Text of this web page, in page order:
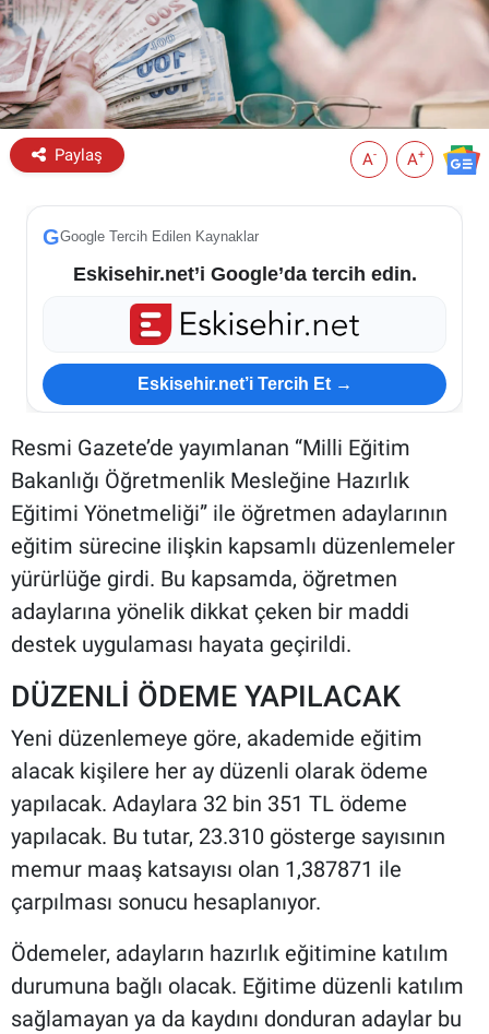
Paylaş A- A+
GGoogle Tercih Edilen Kaynaklar
Eskisehir.net’i Google’da tercih edin.
Eskisehir.net’i Tercih Et →
Resmi Gazete’de yayımlanan “Milli Eğitim
Bakanlığı Öğretmenlik Mesleğine Hazırlık
Eğitimi Yönetmeliği” ile öğretmen adaylarının
eğitim sürecine ilişkin kapsamlı düzenlemeler
yürürlüğe girdi. Bu kapsamda, öğretmen
adaylarına yönelik dikkat çeken bir maddi
destek uygulaması hayata geçirildi.
DÜZENLİ ÖDEME YAPILACAK
Yeni düzenlemeye göre, akademide eğitim
alacak kişilere her ay düzenli olarak ödeme
yapılacak. Adaylara 32 bin 351 TL ödeme
yapılacak. Bu tutar, 23.310 gösterge sayısının
memur maaş katsayısı olan 1,387871 ile
çarpılması sonucu hesaplanıyor.
Ödemeler, adayların hazırlık eğitimine katılım
durumuna bağlı olacak. Eğitime düzenli katılım
sağlamayan ya da kaydını donduran adaylar bu
Eskişehir Otobüs Saatleri